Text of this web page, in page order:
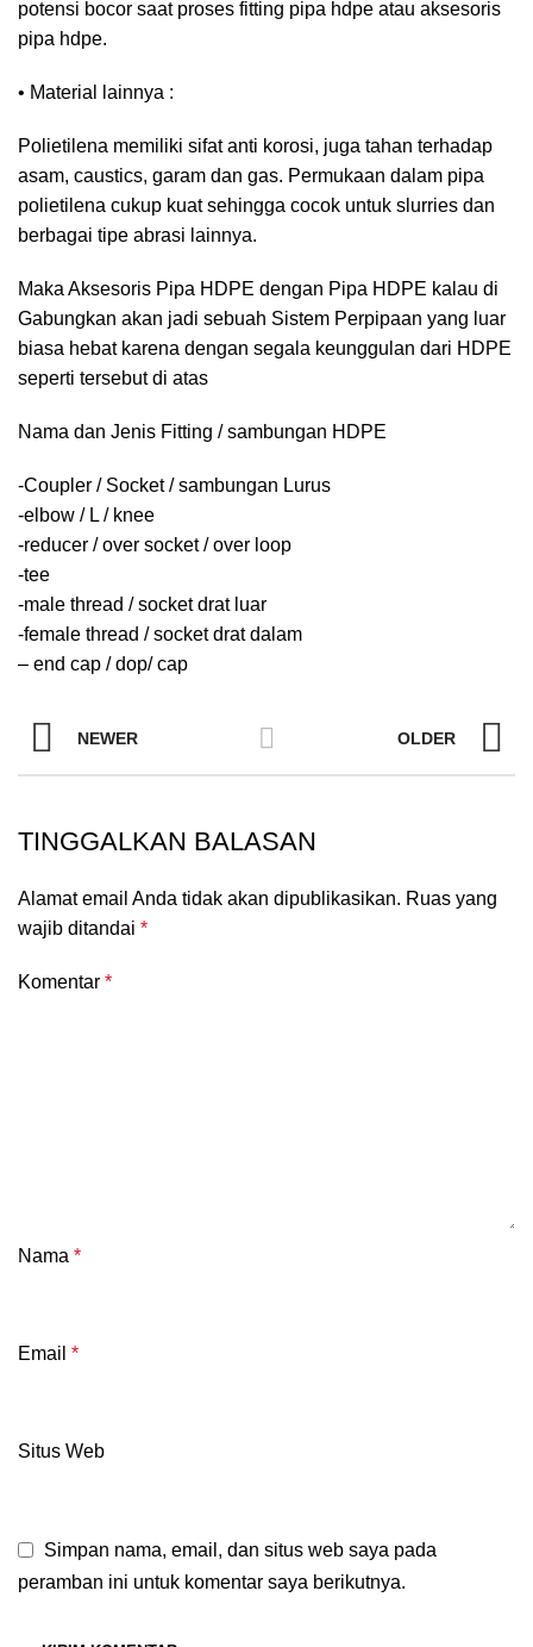
potensi bocor saat proses fitting pipa hdpe atau aksesoris
pipa hdpe.
• Material lainnya :
Polietilena memiliki sifat anti korosi, juga tahan terhadap
asam, caustics, garam dan gas. Permukaan dalam pipa
polietilena cukup kuat sehingga cocok untuk slurries dan
berbagai tipe abrasi lainnya.
Maka Aksesoris Pipa HDPE dengan Pipa HDPE kalau di
Gabungkan akan jadi sebuah Sistem Perpipaan yang luar
biasa hebat karena dengan segala keunggulan dari HDPE
seperti tersebut di atas
Nama dan Jenis Fitting / sambungan HDPE
-Coupler / Socket / sambungan Lurus
-elbow / L / knee
-reducer / over socket / over loop
-tee
-male thread / socket drat luar
-female thread / socket drat dalam
– end cap / dop/ cap
NEWER OLDER
TINGGALKAN BALASAN
Alamat email Anda tidak akan dipublikasikan. Ruas yang
wajib ditandai *
Komentar *
Nama *
Email *
Situs Web
Simpan nama, email, dan situs web saya pada
peramban ini untuk komentar saya berikutnya.